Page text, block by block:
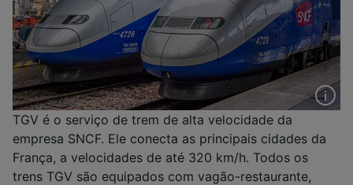
TGV é o serviço de trem de alta velocidade da
empresa SNCF. Ele conecta as principais cidades da
França, a velocidades de até 320 km/h. Todos os
trens TGV são equipados com vagão-restaurante,